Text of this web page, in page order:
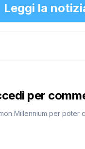
Leggi la
per
Millennium per poter